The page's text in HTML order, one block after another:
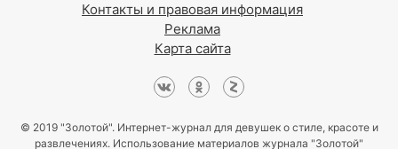
Контакты и правовая информация
Реклама
Карта сайта
© 2019 "Золотой". Интернет-журнал для девушек о стиле, красоте и
развлечениях. Использование материалов журнала "Золотой"